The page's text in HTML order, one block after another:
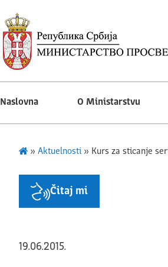
Naslovna O Ministarstvu
» Aktuelnosti» Kurs za sticanje
Čitaj mi
19.06.2015.